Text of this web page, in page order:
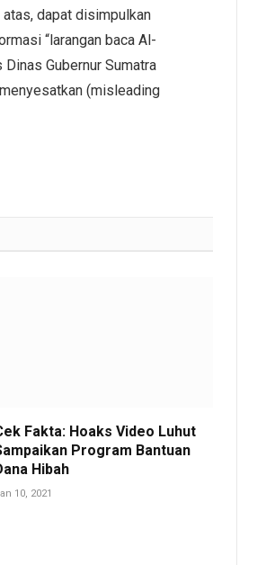
dapat disimpulkan
“larangan baca Al-
Gubernur Sumatra
(misleading
Fakta: Hoaks Video Luhut
Program Bantuan
Hibah
10, 2021